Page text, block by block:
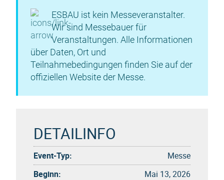
ESBAU ist kein Messeveranstalter.
Wir sind Messebauer für
Veranstaltungen. Alle Informationen
über Daten, Ort und
Teilnahmebedingungen finden Sie auf der
offiziellen Website der Messe.
DETAILINFO
Event-Typ:
Messe
Beginn:
Mai 13, 2026